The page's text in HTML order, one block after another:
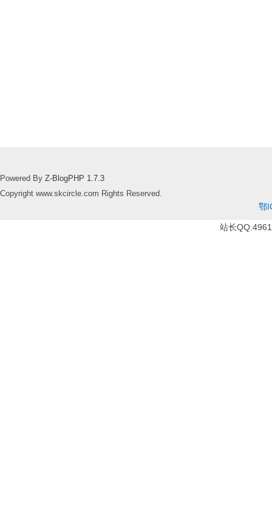
Powered By Z-BlogPHP 1.7.3
Copyright www.skcircle.com Rights Reserved.
鄂
站长